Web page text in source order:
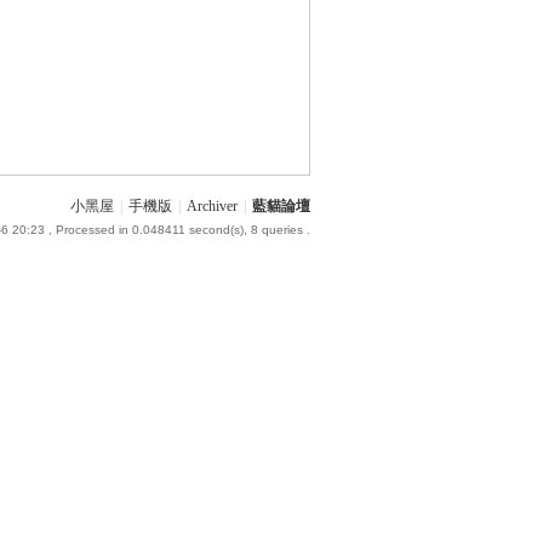
小黑屋 手機版 Archiver 藍貓論壇
20:23 , Processed in 0.048411 second(s), 8 queries .